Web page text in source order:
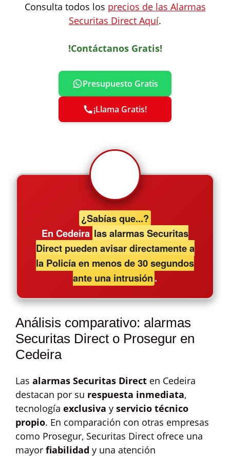
Consulta todos los precios de las Alarmas
Securitas Direct Aquí.
!Contáctanos Gratis!
Presupuesto Gratis
¡Llama Gratis!
¿Sabías que...?
En Cedeira las alarmas Securitas
Direct pueden avisar directamente a
la Policía en menos de 30 segundos
ante una intrusión.
Análisis comparativo: alarmas
Securitas Direct o Prosegur en
Cedeira
Las alarmas Securitas Direct en Cedeira
destacan por su respuesta inmediata,
tecnología exclusiva y servicio técnico
propio. En comparación con otras empresas
como Prosegur, Securitas Direct ofrece una
mayor fiabilidad y una atención